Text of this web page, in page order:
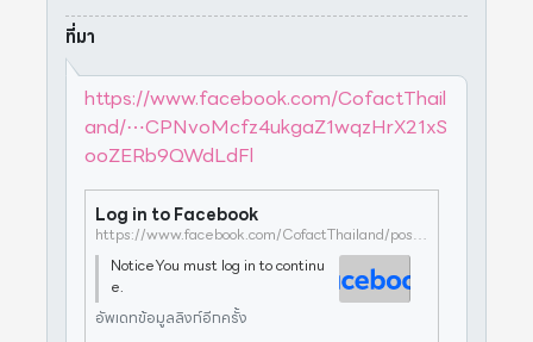
ที่มา
https://www.facebook.com/CofactThail
and/⋯CPNvoMcfz4ukgaZ1wqzHrX21xS
ooZERb9QWdLdFl
Log in to Facebook
https://www.facebook.com/CofactThailand/posts/pfbid02W7KfGwxP6F1frYwMp1b2GUgzRCPNvoMcfz4ukgaZ1wqzHrX21xSooZERb9QWdLdFl
NoticeYou must log in to continu
e.
อัพเดทข้อมูลลิงก์อีกครั้ง